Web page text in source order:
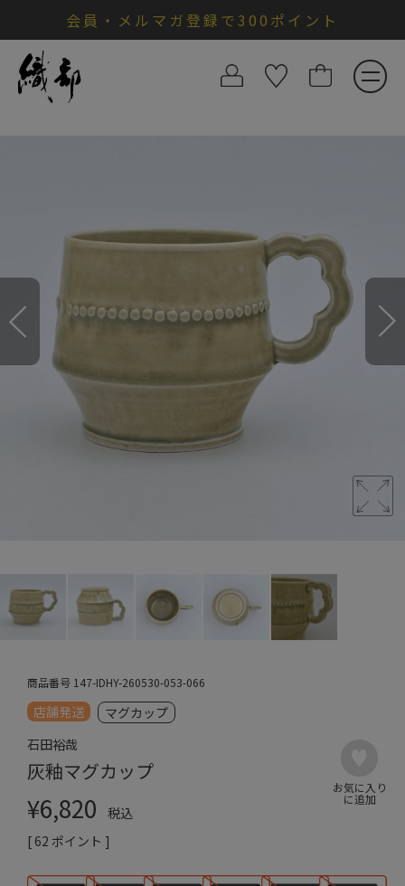
会員・メルマガ登録で300ポイント
商品番号 147-IDHY-260530-053-066
店舗発送
マグカップ
石田裕哉
灰釉マグカップ
¥6,820
税込
[ 62 ポイント ]